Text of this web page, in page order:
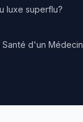
luxe superflu?
d'un Médecin